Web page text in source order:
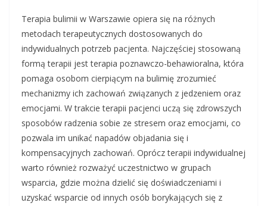
Terapia bulimii w Warszawie opiera się na różnych
metodach terapeutycznych dostosowanych do
indywidualnych potrzeb pacjenta. Najczęściej stosowaną
formą terapii jest terapia poznawczo-behawioralna, która
pomaga osobom cierpiącym na bulimię zrozumieć
mechanizmy ich zachowań związanych z jedzeniem oraz
emocjami. W trakcie terapii pacjenci uczą się zdrowszych
sposobów radzenia sobie ze stresem oraz emocjami, co
pozwala im unikać napadów objadania się i
kompensacyjnych zachowań. Oprócz terapii indywidualnej
warto również rozważyć uczestnictwo w grupach
wsparcia, gdzie można dzielić się doświadczeniami i
uzyskać wsparcie od innych osób borykających się z